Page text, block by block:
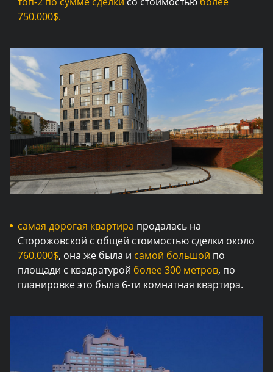
750.000$.
самая дорогая квартира продалась на
Сторожовской с общей стоимостью сделки около
760.000$, она же была и самой большой по
площади с квадратурой более 300 метров, по
планировке это была 6-ти комнатная квартира.